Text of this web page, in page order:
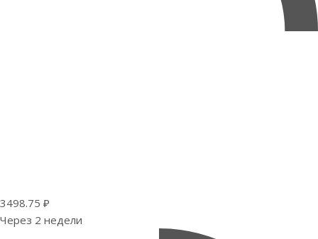
3498.75 ₽
Через 2 недели